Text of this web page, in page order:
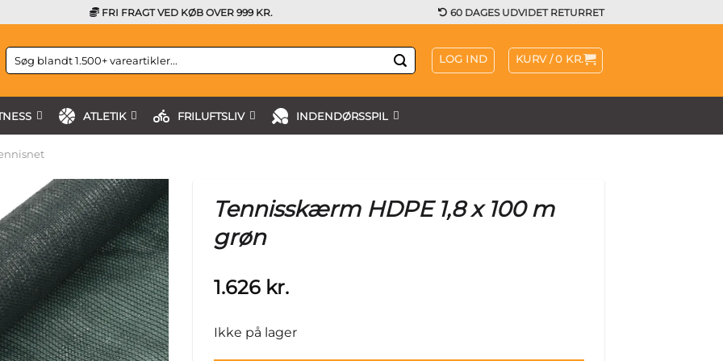
FRI FRAGT VED KØB OVER 999 KR. 60 DAGES UDVIDET RETURRET
Søg
efter:
LOG IND KURV /0 KR.
ATLETIK FRILUFTSLIV INDENDØRSSPIL
Tennisskærm HDPE 1,8 x 100 m
grøn
1.626 kr.
Ikke på lager